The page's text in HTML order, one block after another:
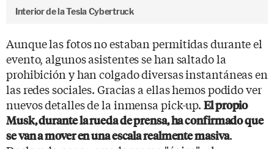
Interior de la Tesla Cybertruck
Aunque las fotos no estaban permitidas durante el
evento, algunos asistentes se han saltado la
prohibición y han colgado diversas instantáneas en
las redes sociales. Gracias a ellas hemos podido ver
nuevos detalles de la inmensa pick-up.El propio
Musk, durante la rueda de prensa, ha confirmado que
se van a mover en una escala realmente masiva.